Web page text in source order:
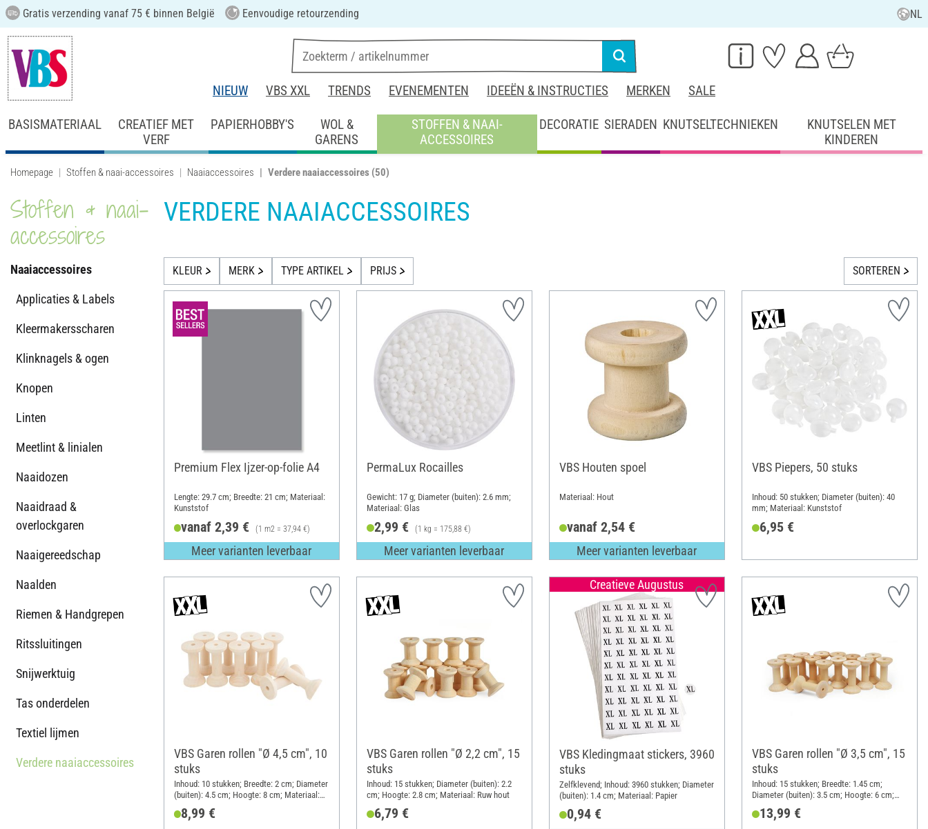
Gratis verzending vanaf 75 € binnen België Eenvoudige retourzending NL
NIEUW VBS XXL TRENDS EVENEMENTEN IDEEËN & INSTRUCTIES MERKEN SALE
BASISMATERIAAL
CREATIEF MET
VERF
PAPIERHOBBY'S
WOL &
GARENS
STOFFEN & NAAI-
ACCESSOIRES
DECORATIE SIERADEN KNUTSELTECHNIEKEN
KNUTSELEN MET
KINDEREN
Homepage Stoffen & naai-accessoires Naaiaccessoires Verdere naaiaccessoires (50)
Stoffen & naai-
accessoires
Naaiaccessoires
Applicaties & Labels
Kleermakersscharen
Klinknagels & ogen
Knopen
Linten
Meetlint & linialen
Naaidozen
Naaidraad &
overlockgaren
Naaigereedschap
Naalden
Riemen & Handgrepen
Ritssluitingen
Snijwerktuig
Tas onderdelen
Textiel lijmen
Verdere naaiaccessoires
VERDERE NAAIACCESSOIRES
KLEUR MERK TYPE ARTIKEL PRIJS SORTEREN
Premium Flex Ijzer-op-folie A4
Lengte: 29.7 cm; Breedte: 21 cm; Materiaal:
Kunststof
vanaf 2,39 € (1 m2 = 37,94 €)
Meer varianten leverbaar
PermaLux Rocailles
Gewicht: 17 g; Diameter (buiten): 2.6 mm;
Materiaal: Glas
2,99 € (1 kg = 175,88 €)
Meer varianten leverbaar
VBS Houten spoel
Materiaal: Hout
vanaf 2,54 €
Meer varianten leverbaar
VBS Piepers, 50 stuks
Inhoud: 50 stukken; Diameter (buiten): 40
mm; Materiaal: Kunststof
6,95 €
VBS Garen rollen "Ø 4,5 cm", 10
stuks
Inhoud: 10 stukken; Breedte: 2 cm; Diameter
(buiten): 4.5 cm; Hoogte: 8 cm; Materiaal:
8,99 €
VBS Garen rollen "Ø 2,2 cm", 15
stuks
Inhoud: 15 stukken; Diameter (buiten): 2.2
cm; Hoogte: 2.8 cm; Materiaal: Ruw hout
6,79 €
Creatieve Augustus
VBS Kledingmaat stickers, 3960
stuks
Zelfklevend; Inhoud: 3960 stukken; Diameter
(buiten): 1.4 cm; Materiaal: Papier
0,94 €
VBS Garen rollen "Ø 3,5 cm", 15
stuks
Inhoud: 15 stukken; Breedte: 1.45 cm;
Diameter (buiten): 3.5 cm; Hoogte: 6 cm;
13,99 €